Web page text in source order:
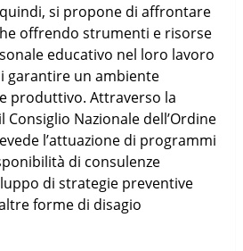
quindi, si propone di affrontare
offrendo strumenti e risorse
educativo nel loro lavoro
garantire un ambiente
produttivo. Attraverso la
Nazionale dell’Ordine
l’attuazione di programmi
di consulenze
di strategie preventive
forme di disagio